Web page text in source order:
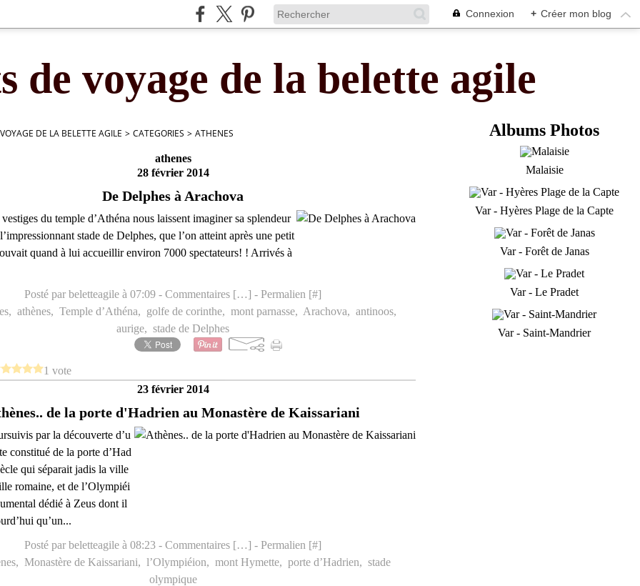
Connexion + Créer mon blog
de voyage de la belette agile
DE LA BELETTE AGILE > CATEGORIES > ATHENES
athenes
28 février 2014
De Delphes à Arachova
du temple d’Athéna nous laissent imaginer sa splendeur
stade de Delphes, que l’on atteint après une petit
quand à lui accueillir environ 7000 spectateurs! ! Arrivés à
Posté par beletteagile à 07:09 - Commentaires […] - Permalien [#]
, athènes, Temple d’Athéna, golfe de corinthe, mont parnasse, Arachova, antinoos,
aurige, stade de Delphes
1 vote
23 février 2014
de la porte d'Hadrien au Monastère de Kaissariani
par la découverte d’u
constitué de la porte d’Had
qui séparait jadis la ville
romaine, et de l’Olympiéi
dédié à Zeus dont il
qu’un...
Posté par beletteagile à 08:23 - Commentaires […] - Permalien [#]
, Monastère de Kaissariani, l’Olympiéion, mont Hymette, porte d’Hadrien, stade
olympique
Albums Photos
Malaisie
Var - Hyères Plage de la Capte
Var - Forêt de Janas
Var - Le Pradet
Var - Saint-Mandrier